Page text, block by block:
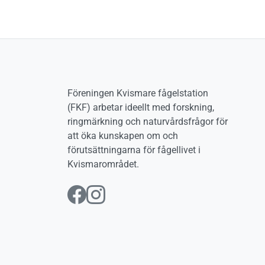
Föreningen Kvismare fågelstation
(FKF) arbetar ideellt med forskning,
ringmärkning och naturvårdsfrågor för
att öka kunskapen om och
förutsättningarna för fågellivet i
Kvismarområdet.
Följ oss på Facebook
Följ oss på